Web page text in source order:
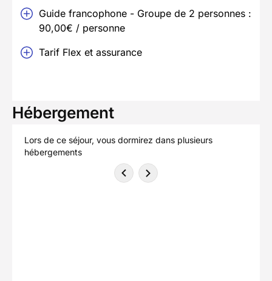
Guide francophone - Groupe de 2 personnes :
90,00€ / personne
Tarif Flex et assurance
Hébergement
Lors de ce séjour, vous dormirez dans plusieurs
hébergements